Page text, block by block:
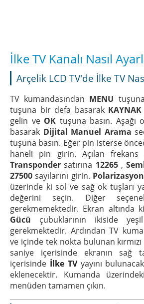
İlke TV Kanalı Nasıl
Arçelik LCD TV'de İlke TV
TV kumandasından MENU
tuşuna bir defa basarak
gelin ve OK tuşuna basın.
basarak Dijital Manuel Arama
tuşuna basın. Eğer pin isterse
haneli pin girin. Açılan frekans
Transponder satırına 12265 ,
27500sayılarını girin. Polarizasyon
üzerinde ki sol ve sağ ok tuşları
değerini seçin. Diğer
gerekmemektedir. Ekran altında ki
Gücü çubuklarının ikiside
gerekmektedir. Ardından TV
ve içinde tek nokta bulunan
saniye içerisinde ekranın sağ
içerisinde İlke TVyayını
eklenecektir. Kumanda
menüden tamamen çıkın.